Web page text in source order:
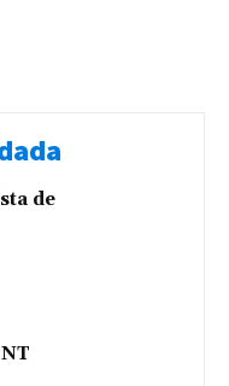
de